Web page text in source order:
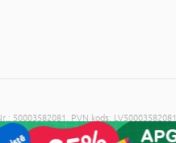
50003582081, PVN kods: LV50003582081
piekrišanas ir aizliegts